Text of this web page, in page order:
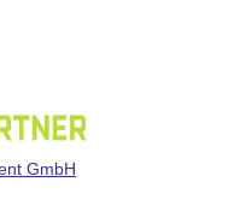
GmbH